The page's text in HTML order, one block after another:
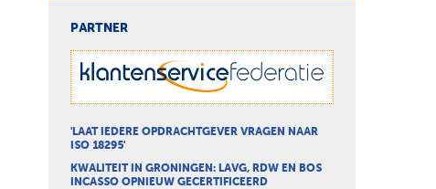
PARTNER
'LAAT IEDERE OPDRACHTGEVER VRAGEN NAAR
ISO 18295'
KWALITEIT IN GRONINGEN: LAVG, RDW EN BOS
INCASSO OPNIEUW GECERTIFICEERD